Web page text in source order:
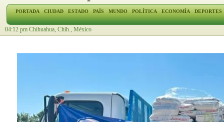
PORTADA CIUDAD ESTADO PAÍS MUNDO POLÍTICA ECONOMÍA DEPORTES
04:12 pm Chihuahua, Chih., México